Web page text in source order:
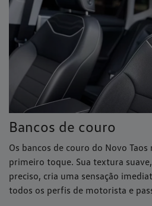
Bancos de couro
Os bancos de couro do Novo
primeiro toque. Sua textura
preciso, cria uma sensação
todos os perfis de motorista e